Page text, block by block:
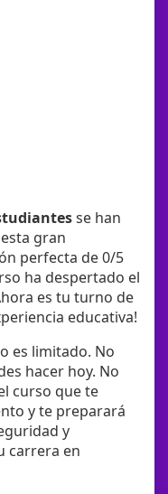
se han
gran
perfecta de 0/5
ha despertado el
es tu turno de
educativa!
es limitado. No
hacer hoy. No
curso que te
y te preparará
y
carrera en